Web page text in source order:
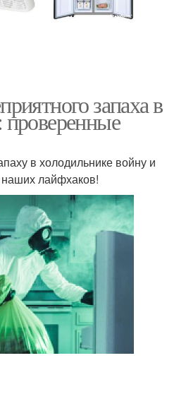
запаха в
проверенные
в холодильнике войну и
лайфхаков!